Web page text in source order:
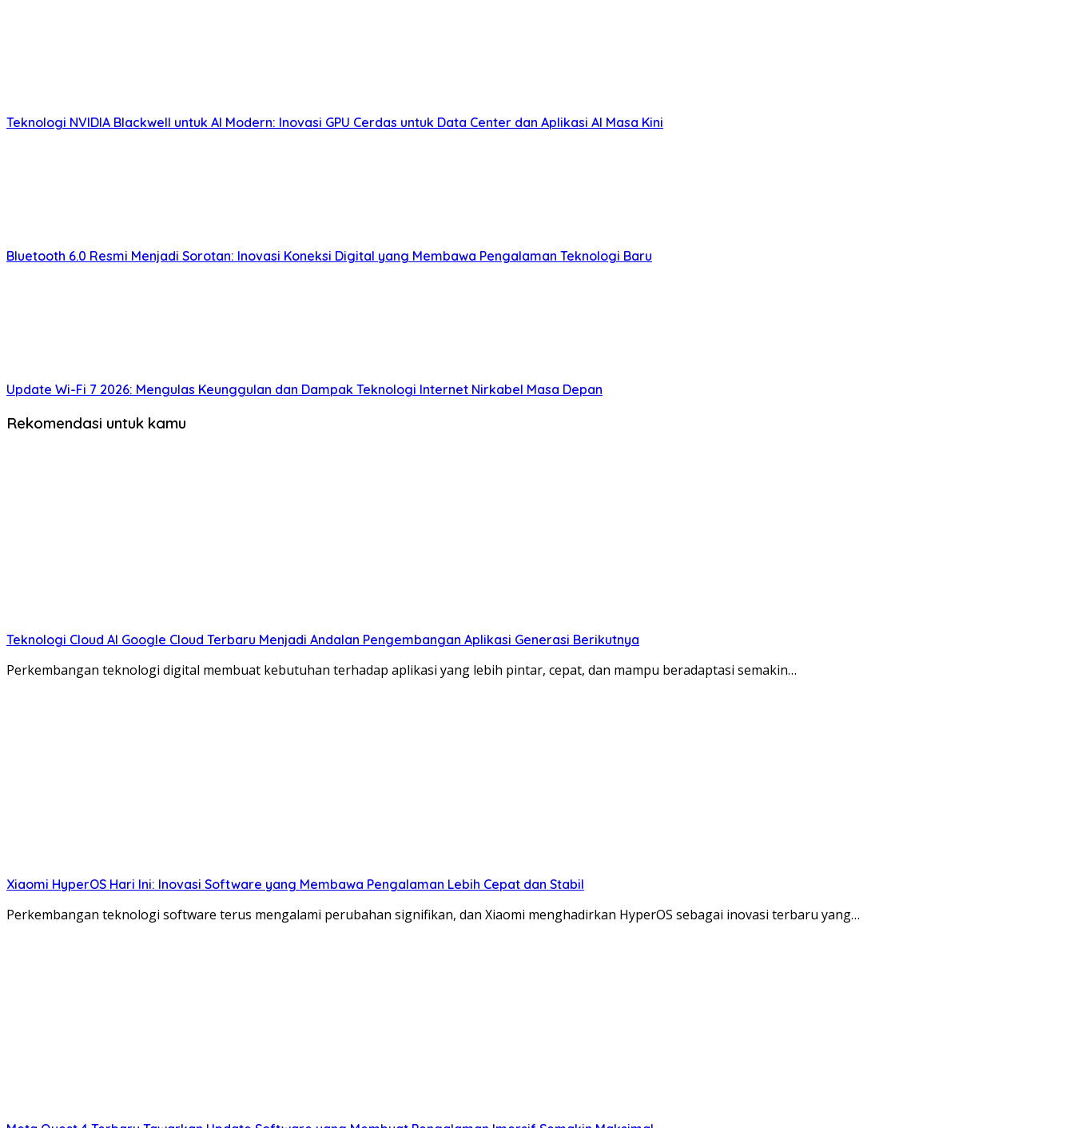
Teknologi NVIDIA Blackwell untuk AI Modern: Inovasi GPU Cerdas untuk Data Center dan Aplikasi AI Masa Kini
Bluetooth 6.0 Resmi Menjadi Sorotan: Inovasi Koneksi Digital yang Membawa Pengalaman Teknologi Baru
Update Wi-Fi 7 2026: Mengulas Keunggulan dan Dampak Teknologi Internet Nirkabel Masa Depan
Rekomendasi untuk kamu
Teknologi Cloud AI Google Cloud Terbaru Menjadi Andalan Pengembangan Aplikasi Generasi Berikutnya
Perkembangan teknologi digital membuat kebutuhan terhadap aplikasi yang lebih pintar, cepat, dan mampu beradaptasi semakin…
Xiaomi HyperOS Hari Ini: Inovasi Software yang Membawa Pengalaman Lebih Cepat dan Stabil
Perkembangan teknologi software terus mengalami perubahan signifikan, dan Xiaomi menghadirkan HyperOS sebagai inovasi terbaru yang…